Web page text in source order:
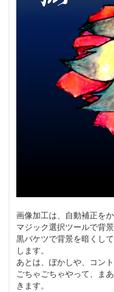
画像加工は、自動補正をか
マジック選択ツールで背
黒バケツで背景を暗くし
します。
あとは、ぼかしや、コン
ごちゃごちゃやって、ま
きます。